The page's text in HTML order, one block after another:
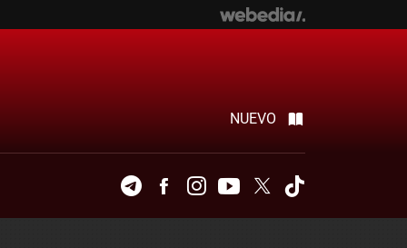
NUEVO
TelegramFacebookInstagramYoutubeTwitter